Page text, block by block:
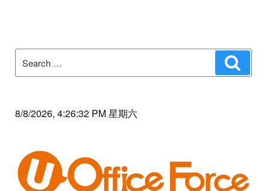
Search
for:
8/8/2026, 4:26:32 PM 星期六